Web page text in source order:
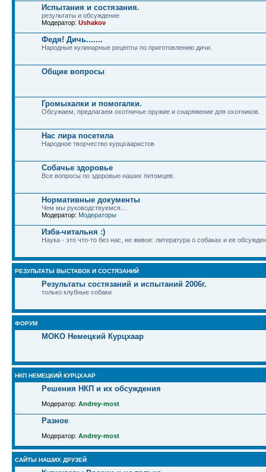
Испытания и состязания.
результаты и обсуждение
Модератор: Ushakov
Федя! Дичь.......
Народные кулинарные рецепты по приготовлению дичи.
Общие вопросы
Громыхалки и помогалки.
Обсужаем, предлагаем охотничье оружие и снаряжение для охотников.
Нас лира посетила
Народное творчество курцхааристов
Собачье здоровье
Все вопросы по здоровью наших питомцев.
Нормативные документы
Чем мы руководствуемся....
Модератор: Модераторы
Изба-читальня :)
Наука - это что-то без нас, не живое: литература о собаках и ее
РЕЗУЛЬТАТЫ ВЫСТАВОК И СОСТЯЗАНИЙ
Результаты состязаний и испытаний 2006г.
только клубные собаки
ФОРУМ
MOKO Немецкий Курцхаар
НКП НЕМЕЦКИЙ КУРЦХААР
Решения НКП и их обсуждения
Модератор: Andrey-most
Разное
Модератор: Andrey-most
САЙТЫ НАШИХ ДРУЗЕЙ